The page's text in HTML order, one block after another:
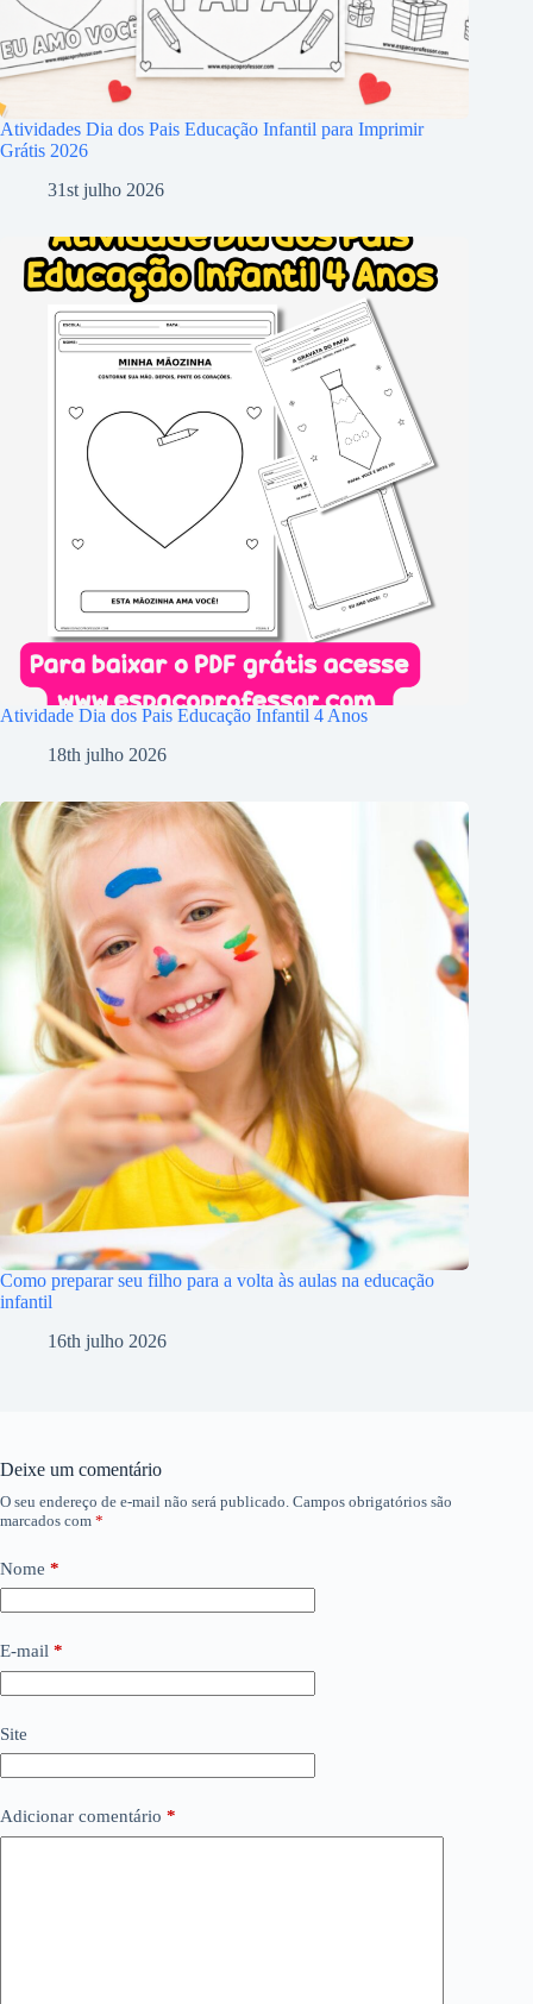
Atividades Dia dos Pais Educação Infantil para Imprimir
Grátis 2026
31st julho 2026
Atividade Dia dos Pais Educação Infantil 4 Anos
18th julho 2026
Como preparar seu filho para a volta às aulas na educação
infantil
16th julho 2026
Deixe um comentário
O seu endereço de e-mail não será publicado. Campos obrigatórios são
marcados com *
Nome *
E-mail *
Site
Adicionar comentário *